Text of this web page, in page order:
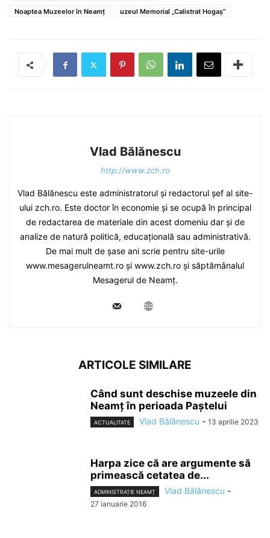
Noaptea Muzeelor în Neamț
uzeul Memorial „Calistrat Hogaș”
Vlad Bălănescu
http://www.zch.ro
Vlad Bălănescu este administratorul și redactorul șef al site-
ului zch.ro. Este doctor în economie și se ocupă în principal
de redactarea de materiale din acest domeniu dar și de
analize de natură politică, educațională sau administrativă.
De mai mult de șase ani scrie pentru site-urile
www.mesagerulneamt.ro și www.zch.ro și săptămânalul
Mesagerul de Neamț.
ARTICOLE SIMILARE
Când sunt deschise muzeele din
Neamț în perioada Paștelui
ACTUALITATE Vlad Bălănescu - 13 aprilie 2023
Harpa zice că are argumente să
primească cetatea de...
ADMINISTRAȚIE NEAMȚ Vlad Bălănescu -
27 ianuarie 2016